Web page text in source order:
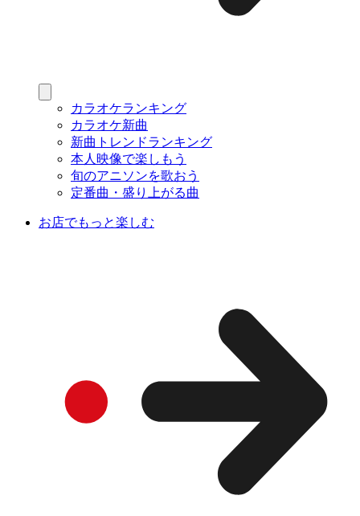
カラオケランキング
カラオケ新曲
新曲トレンドランキング
本人映像で楽しもう
旬のアニソンを歌おう
定番曲・盛り上がる曲
お店でもっと楽しむ